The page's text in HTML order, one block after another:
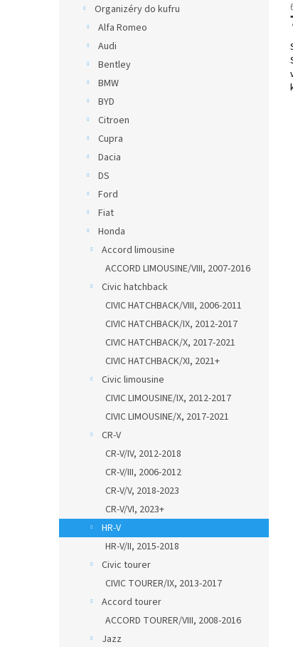
Organizéry do kufru
Alfa Romeo
Audi
Bentley
BMW
BYD
Citroen
Cupra
Dacia
DS
Ford
Fiat
Honda
Accord limousine
ACCORD LIMOUSINE/VIII, 2007-2016
Civic hatchback
CIVIC HATCHBACK/VIII, 2006-2011
CIVIC HATCHBACK/IX, 2012-2017
CIVIC HATCHBACK/X, 2017-2021
CIVIC HATCHBACK/XI, 2021+
Civic limousine
CIVIC LIMOUSINE/IX, 2012-2017
CIVIC LIMOUSINE/X, 2017-2021
CR-V
CR-V/IV, 2012-2018
CR-V/III, 2006-2012
CR-V/V, 2018-2023
CR-V/VI, 2023+
HR-V
HR-V/II, 2015-2018
Civic tourer
CIVIC TOURER/IX, 2013-2017
Accord tourer
ACCORD TOURER/VIII, 2008-2016
Jazz